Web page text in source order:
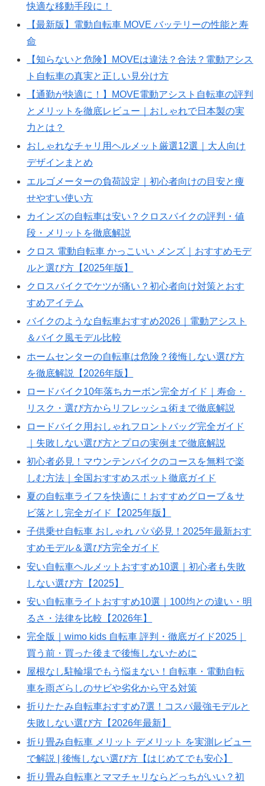
快適な移動手段に！
【最新版】電動自転車 MOVE バッテリーの性能と寿
命
【知らないと危険】MOVEは違法？合法？電動アシス
ト自転車の真実と正しい見分け方
【通勤が快適に！】MOVE電動アシスト自転車の評判
とメリットを徹底レビュー｜おしゃれで日本製の実
力とは？
おしゃれなチャリ用ヘルメット厳選12選｜大人向け
デザインまとめ
エルゴメーターの負荷設定｜初心者向けの目安と痩
せやすい使い方
カインズの自転車は安い？クロスバイクの評判・値
段・メリットを徹底解説
クロス 電動自転車 かっこいい メンズ｜おすすめモデ
ルと選び方【2025年版】
クロスバイクでケツが痛い？初心者向け対策とおす
すめアイテム
バイクのような自転車おすすめ2026｜電動アシスト
＆バイク風モデル比較
ホームセンターの自転車は危険？後悔しない選び方
を徹底解説【2026年版】
ロードバイク10年落ちカーボン完全ガイド｜寿命・
リスク・選び方からリフレッシュ術まで徹底解説
ロードバイク用おしゃれフロントバッグ完全ガイド
｜失敗しない選び方とプロの実例まで徹底解説
初心者必見！マウンテンバイクのコースを無料で楽
しむ方法｜全国おすすめスポット徹底ガイド
夏の自転車ライフを快適に！おすすめグローブ＆サ
ビ落とし完全ガイド【2025年版】
子供乗せ自転車 おしゃれ パパ必見！2025年最新おす
すめモデル＆選び方完全ガイド
安い自転車ヘルメットおすすめ10選｜初心者も失敗
しない選び方【2025】
安い自転車ライトおすすめ10選｜100均との違い・明
るさ・法律を比較【2026年】
完全版｜wimo kids 自転車 評判・徹底ガイド2025｜
買う前・買った後まで後悔しないために
屋根なし駐輪場でもう悩まない！自転車・電動自転
車を雨ざらしのサビや劣化から守る対策
折りたたみ自転車おすすめ7選！コスパ最強モデルと
失敗しない選び方【2026年最新】
折り畳み自転車 メリット デメリット を実測レビュー
で解説 | 後悔しない選び方【はじめてでも安心】
折り畳み自転車とママチャリならどっちがいい？初